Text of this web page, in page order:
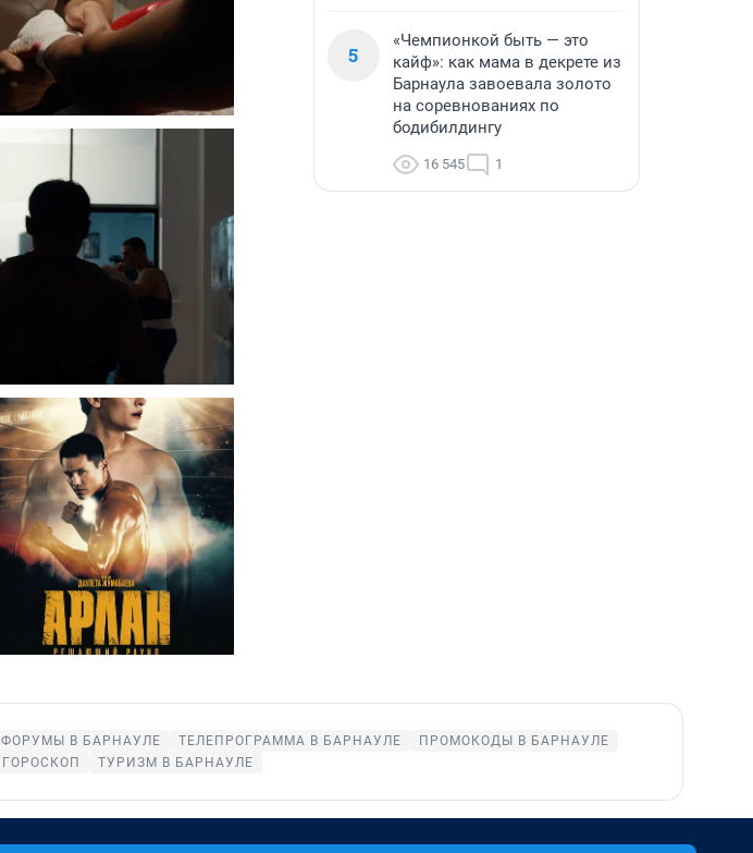
5
«Чемпионкой быть — это
кайф»: как мама в декрете из
Барнаула завоевала золото
на соревнованиях по
бодибилдингу
16 545 1
ФОРУМЫ В БАРНАУЛЕ ТЕЛЕПРОГРАММА В БАРНАУЛЕ
ПРОМОКОДЫ В БАРНАУЛЕ
ГОРОСКОП ТУРИЗМ В БАРНАУЛЕ